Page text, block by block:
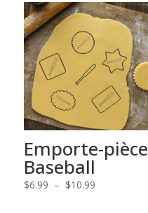
$6.99
$10.99
Emporte-pièce
Baseball
$6.99 – $10.99Plage